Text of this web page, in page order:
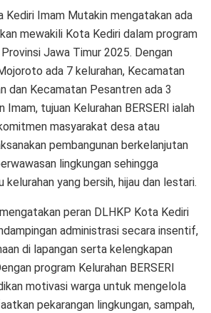
Kediri Imam Mutakin mengatakan ada
mewakili Kota Kediri dalam program
Provinsi Jawa Timur 2025. Dengan
ada 7 kelurahan, Kecamatan
dan Kecamatan Pesantren ada 3
Imam, tujuan Kelurahan BERSERI ialah
masyarakat desa atau
pembangunan berkelanjutan
lingkungan sehingga
yang bersih, hijau dan lestari.
peran DLHKP Kota Kediri
administrasi secara insentif,
di lapangan serta kelengkapan
program Kelurahan BERSERI
motivasi warga untuk mengelola
pekarangan lingkungan, sampah,